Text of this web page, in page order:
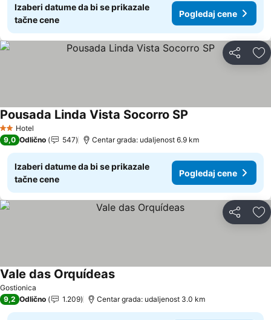
Izaberi datume da bi se prikazale
tačne cene
Pogledaj cene
Deli
2 Zvezdice
Hotel
Pousada Linda Vista Socorro SP
9,0 Odlično 547 Centar grada: udaljenost 6.9 km
Izaberi datume da bi se prikazale
tačne cene
Pogledaj cene
Deli
Gostionica
Vale das OrquídeasPogledaj cene
9,2 Odlično 1.209 Centar grada: udaljenost 3.0 km